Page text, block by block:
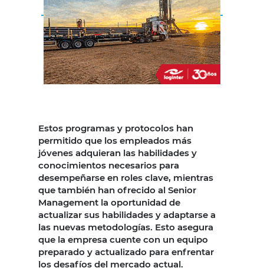
Estos programas y protocolos han
permitido que los empleados más
jóvenes adquieran las habilidades y
conocimientos necesarios para
desempeñarse en roles clave, mientras
que también han ofrecido al Senior
Management la oportunidad de
actualizar sus habilidades y adaptarse a
las nuevas metodologías. Esto asegura
que la empresa cuente con un equipo
preparado y actualizado para enfrentar
los desafíos del mercado actual.